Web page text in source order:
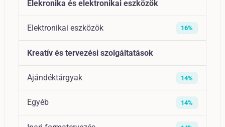
Elekronika és elektronikai eszközök
Elektronikai eszközök 16%
Kreatív és tervezési szolgáltatások
Ajándéktárgyak 14%
Egyéb 14%